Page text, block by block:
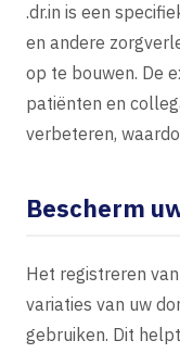
.dr.in is een
en andere
op te bouwen. De
patiënten en
verbeteren,
Bescherm
Het registreren
variaties van uw
gebruiken. Dit